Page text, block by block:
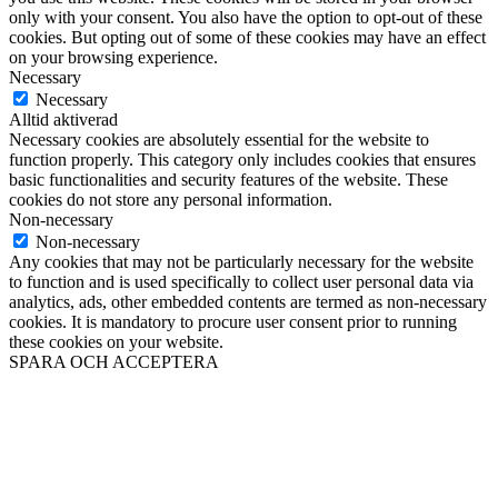
only with your consent. You also have the option to opt-out of these
cookies. But opting out of some of these cookies may have an effect
on your browsing experience.
Necessary
Necessary
Alltid aktiverad
Necessary cookies are absolutely essential for the website to
function properly. This category only includes cookies that ensures
basic functionalities and security features of the website. These
cookies do not store any personal information.
Non-necessary
Non-necessary
Any cookies that may not be particularly necessary for the website
to function and is used specifically to collect user personal data via
analytics, ads, other embedded contents are termed as non-necessary
cookies. It is mandatory to procure user consent prior to running
these cookies on your website.
SPARA OCH ACCEPTERA